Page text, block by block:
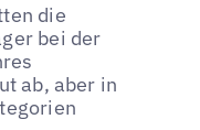
die
bei der
ab, aber in